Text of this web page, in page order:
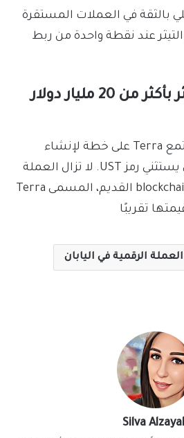
بالثقة في العملات المستقرة
التيثر عند نقطة واحدة من ربط
انخفض تداول التيثر بأكثر من 20 مليار دولار
في أواخر مايو، وافق مجتمع Terra على خطة لإنشاء
blockchain جديد، والذي يستثني رمز UST. لا تزال العملة
المستقرة تعمل على blockchain القديم، المسمى Terra
العملة الرقمية في اليابان
Silva